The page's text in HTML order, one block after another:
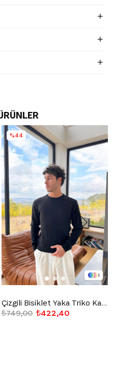
1
Çizgili Bisiklet Yaka Triko Kazak Siyah
₺422,40
₺749,00
%44